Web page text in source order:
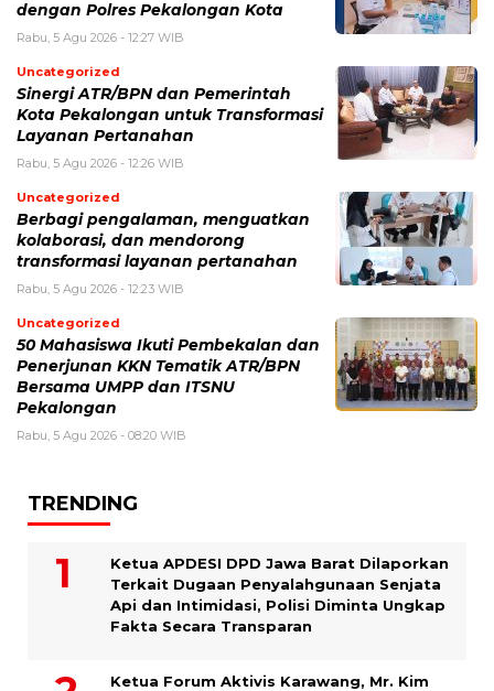
dengan Polres Pekalongan Kota
Rabu, 5 Agu 2026 - 12:27 WIB
Uncategorized
Sinergi ATR/BPN dan Pemerintah
Kota Pekalongan untuk Transformasi
Layanan Pertanahan
Rabu, 5 Agu 2026 - 12:26 WIB
Uncategorized
Berbagi pengalaman, menguatkan
kolaborasi, dan mendorong
transformasi layanan pertanahan
Rabu, 5 Agu 2026 - 12:23 WIB
Uncategorized
50 Mahasiswa Ikuti Pembekalan dan
Penerjunan KKN Tematik ATR/BPN
Bersama UMPP dan ITSNU
Pekalongan
Rabu, 5 Agu 2026 - 08:20 WIB
TRENDING
Ketua APDESI DPD Jawa Barat Dilaporkan
Terkait Dugaan Penyalahgunaan Senjata
Api dan Intimidasi, Polisi Diminta Ungkap
Fakta Secara Transparan
Ketua Forum Aktivis Karawang, Mr. Kim